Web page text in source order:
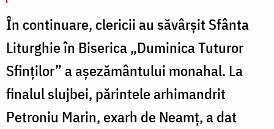
În continuare, clericii au săvârșit Sfânta
Liturghie în Biserica „Duminica Tuturor
Sfinților” a așezământului monahal. La
finalul slujbei, părintele arhimandrit
Petroniu Marin, exarh de Neamț, a dat